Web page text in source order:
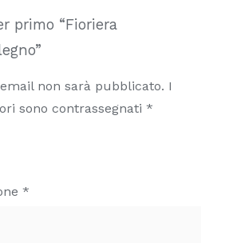
primo “Fioriera
non sarà pubblicato. I
sono contrassegnati *
*